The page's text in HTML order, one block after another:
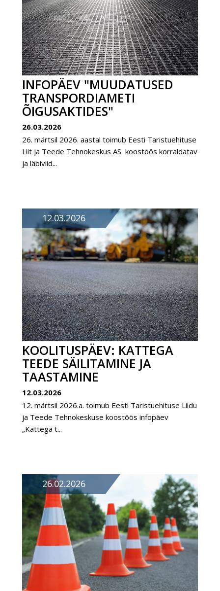
INFOPÄEV "MUUDATUSED
TRANSPORDIAMETI
ÕIGUSAKTIDES"
26.03.2026
26. märtsil 2026. aastal toimub Eesti Taristuehituse
Liit ja Teede Tehnokeskus AS koostöös korraldatav
ja läbiviid...
12.03.2026
KOOLITUSPÄEV: KATTEGA
TEEDE SÄILITAMINE JA
TAASTAMINE
12.03.2026
12. märtsil 2026.a. toimub Eesti Taristuehituse Liidu
ja Teede Tehnokeskuse koostöös infopäev
„Kattega t...
26.02.2026